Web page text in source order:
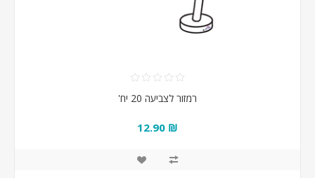
רמזור לצביעה 20 יח'
₪ 12.90